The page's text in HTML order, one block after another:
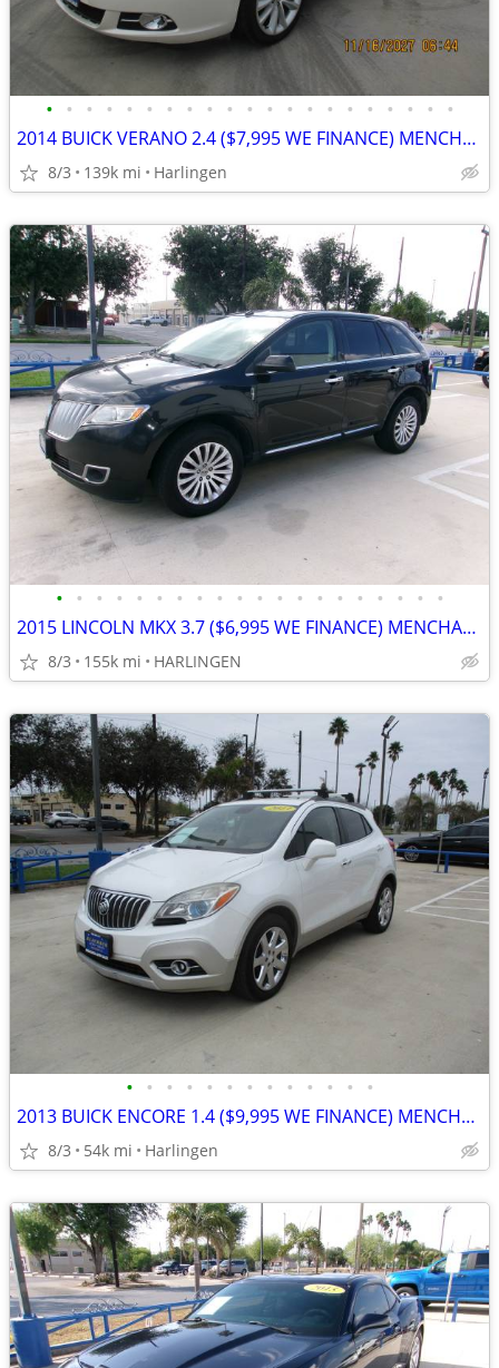
• • • • • • • • • • • • • • • • • • • • •
2014 BUICK VERANO 2.4 ($7,995 WE FINANCE) MENCHACA AUTO SALES
8/3 139k mi Harlingen
• • • • • • • • • • • • • • • • • • • •
2015 LINCOLN MKX 3.7 ($6,995 WE FINANCE) MENCHACA AUTO SALES
8/3 155k mi HARLINGEN
• • • • • • • • • • • • •
2013 BUICK ENCORE 1.4 ($9,995 WE FINANCE) MENCHACA AUTO SALES
8/3 54k mi Harlingen